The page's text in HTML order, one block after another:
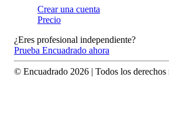
Crear una cuenta
Precio
¿Eres profesional independiente?
Prueba Encuadrado ahora
© Encuadrado 2026 | Todos los derechos